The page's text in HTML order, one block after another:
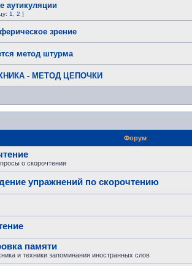
аутикуляции
1 2 ]
зрение
метод штурма
- МЕТОД ЦЕПОЧКИ
Форум
о скорочтении
упражнений по скорочтению
памяти
и техники запоминания иностранных слов